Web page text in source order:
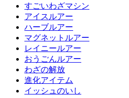
すごいわざマシン
アイスルアー
ハーブルアー
マグネットルアー
レイニールアー
おうごんルアー
わざの解放
進化アイテム
イッシュのいし